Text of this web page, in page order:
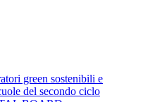
green sostenibili e
del secondo ciclo